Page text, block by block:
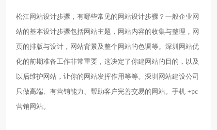
松江网站设计步骤，有哪些常见的网站设计步骤？一般企业网
站的基本设计步骤包括网站主题，网站内容的收集与整理，网
页的排版与设计，网站背景及整个网站的色调等。深圳网站优
化的前期准备工作非常重要，这决定了你建网站的目的，以及
以后维护网站，让你的网站发挥作用等等。深圳网站建设公司
只做高端、有营销能力、帮助客户完善交易的网站。手机 +pc
营销网站。